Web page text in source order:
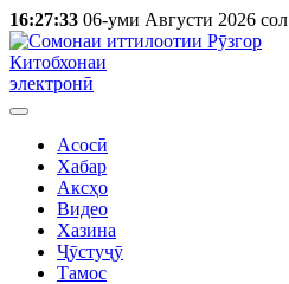
16:27:33 06-уми Августи 2026 сол
Китобхонаи
электронӣ
Асосӣ
Хабар
Аксҳо
Видео
Хазина
Ҷӯстуҷӯ
Тамос